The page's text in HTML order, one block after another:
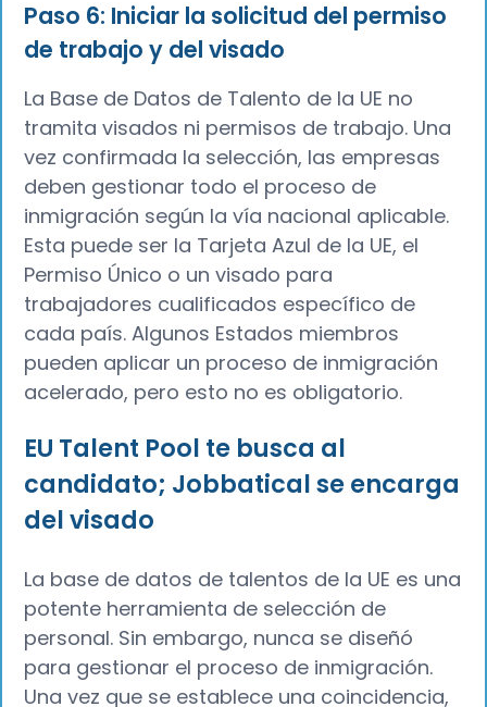
Paso 6: Iniciar la solicitud del permiso
de trabajo y del visado
La Base de Datos de Talento de la UE no
tramita visados ni permisos de trabajo. Una
vez confirmada la selección, las empresas
deben gestionar todo el proceso de
inmigración según la vía nacional aplicable.
Esta puede ser la Tarjeta Azul de la UE, el
Permiso Único o un visado para
trabajadores cualificados específico de
cada país. Algunos Estados miembros
pueden aplicar un proceso de inmigración
acelerado, pero esto no es obligatorio.
EU Talent Pool te busca al
candidato; Jobbatical se encarga
del visado
La base de datos de talentos de la UE es una
potente herramienta de selección de
personal. Sin embargo, nunca se diseñó
para gestionar el proceso de inmigración.
Una vez que se establece una coincidencia,